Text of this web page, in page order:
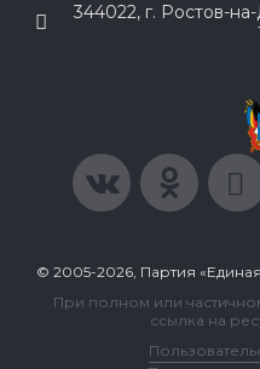
344022, г. Ростов-
© 2005-2026, Партия
При полном или
ссылка на